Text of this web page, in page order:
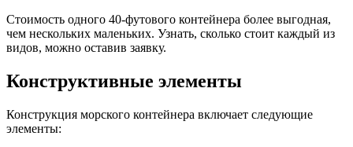
Стоимость одного 40-футового контейнера более выгодная,
чем нескольких маленьких. Узнать, сколько стоит каждый из
видов, можно оставив заявку.
Конструктивные элементы
Конструкция морского контейнера включает следующие
элементы: